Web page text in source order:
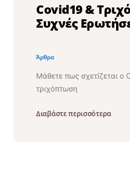
Covid19 &
Συχνές
Άρθρα
Μάθετε πως σχετίζεται ο
τριχόπτωση
Διαβάστε περισσότερα